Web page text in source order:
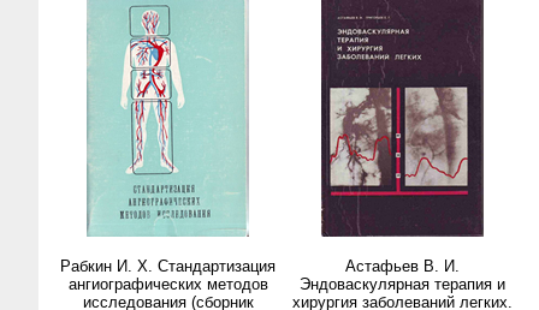
Рабкин И. Х. Стандартизация
ангиографических методов
исследования (сборник
Астафьев В. И.
Эндоваскулярная терапия и
хирургия заболеваний легких.